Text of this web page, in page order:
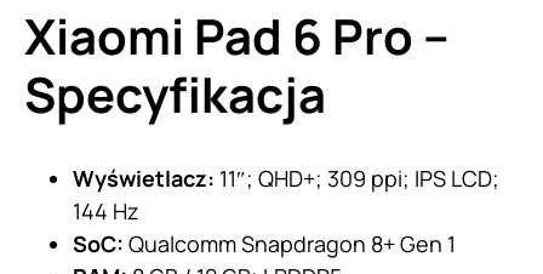
Xiaomi Pad 6 Pro –
Specyfikacja
Wyświetlacz: 11″; QHD+; 309 ppi; IPS LCD;
144 Hz
SoC: Qualcomm Snapdragon 8+ Gen 1